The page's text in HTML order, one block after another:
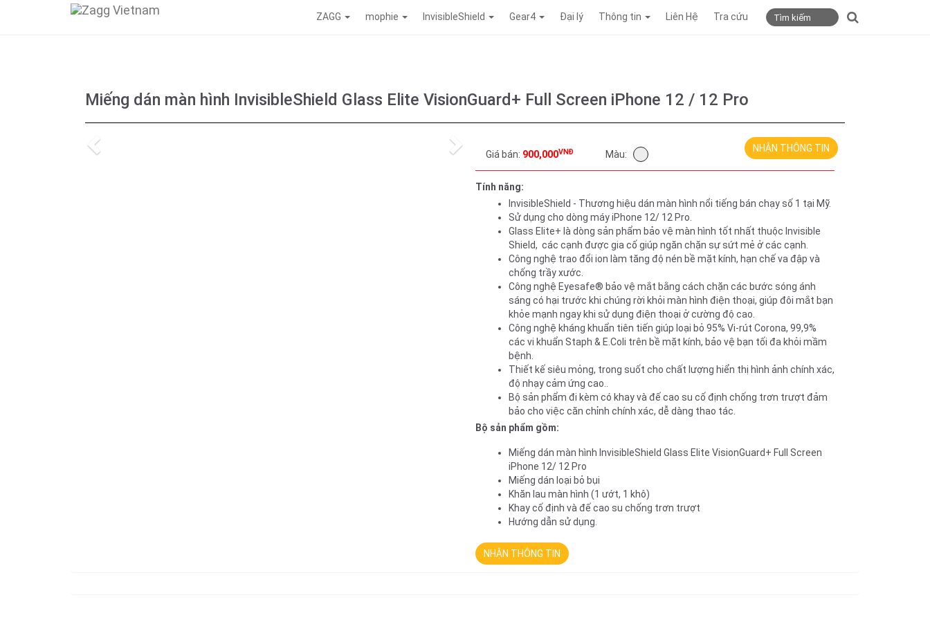
ZAGG mophie InvisibleShield Gear4 Đại lý Thông tin Liên Hệ Tra cứu
Miếng dán màn hình InvisibleShield Glass Elite VisionGuard+ Full Screen iPhone 12 / 12 Pro
Previous Next Giá bán: 900,000VNĐ Màu:
NHẬN THÔNG TIN
Tính năng:
InvisibleShield - Thương hiệu dán màn hình nổi tiếng bán chạy số 1 tại Mỹ.
Sử dụng cho dòng máy iPhone 12/ 12 Pro.
Glass Elite+ là dòng sản phẩm bảo vệ màn hình tốt nhất thuộc Invisible
Shield,  các cạnh được gia cố giúp ngăn chặn sự sứt mẻ ở các cạnh.
Công nghệ trao đổi ion làm tăng độ nén bề mặt kính, hạn chế va đập và
chống trầy xước.
Công nghệ Eyesafe® bảo vệ mắt bằng cách chặn các bước sóng ánh
sáng có hại trước khi chúng rời khỏi màn hình điện thoại, giúp đôi mắt bạn
khỏe mạnh ngay khi sử dụng điện thoại ở cường độ cao.
Công nghệ kháng khuẩn tiên tiến giúp loại bỏ 95% Vi-rút Corona, 99,9%
các vi khuẩn Staph & E.Coli trên bề mặt kính, bảo vệ bạn tối đa khỏi mầm
bệnh.
Thiết kế siêu mỏng, trong suốt cho chất lượng hiển thị hình ảnh chính xác,
độ nhạy cảm ứng cao..
Bộ sản phẩm đi kèm có khay và đế cao su cố định chống trơn trượt đảm
bảo cho việc căn chỉnh chính xác, dễ dàng thao tác.
Bộ sản phẩm gồm:
Miếng dán màn hình InvisibleShield Glass Elite VisionGuard+ Full Screen
iPhone 12/ 12 Pro
Miếng dán loại bỏ bụi
Khăn lau màn hình (1 ướt, 1 khô)
Khay cố định và đế cao su chống trơn trượt
Hướng dẫn sử dụng.
NHẬN THÔNG TIN